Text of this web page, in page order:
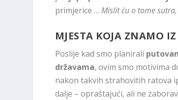
primjerice … Mislit ću o tome
MJESTA KOJA ZNAMO
Poslije kad smo planirali
državama, ovim smo motivima
nakon takvih strahovitih ratova
dalje – opraštajući, ali ne